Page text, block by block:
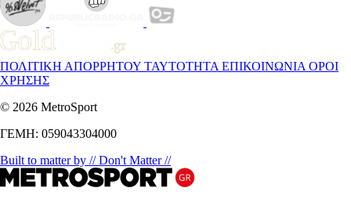
ΠΟΛΙΤΙΚΗ ΑΠΟΡΡΗΤΟΥ ΤΑΥΤΟΤΗΤΑ ΕΠΙΚΟΙΝΩΝΙΑ ΟΡΟΙ
ΧΡΗΣΗΣ
© 2026 MetroSport
ΓΕΜΗ: 059043304000
Built to matter by // Don't Matter //